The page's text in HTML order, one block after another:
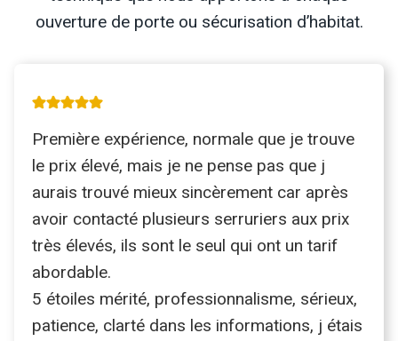
ouverture de porte ou sécurisation d’habitat.
Première expérience, normale que je trouve
le prix élevé, mais je ne pense pas que j
aurais trouvé mieux sincèrement car après
avoir contacté plusieurs serruriers aux prix
très élevés, ils sont le seul qui ont un tarif
abordable.
5 étoiles mérité, professionnalisme, sérieux,
patience, clarté dans les informations, j étais